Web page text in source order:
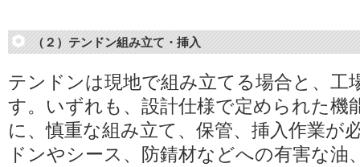
（２）テンドン組み立て・挿入
テンドンは現地で組み立てる場合と、工
す。いずれも、設計仕様で定められた機
に、慎重な組み立て、保管、挿入作業が
ドンやシース、防錆材などへの有害な油